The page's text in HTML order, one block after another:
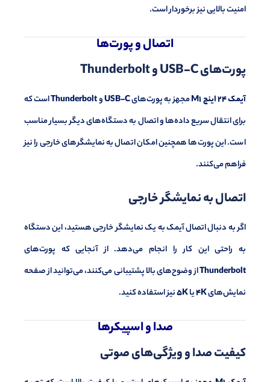
امنیت بالایی نیز برخوردار است.
اتصال و پورت‌ها
پورت‌های USB-C و Thunderbolt
آیمک 24 اینچ M1 مجهز به پورت‌هایUSB-CوThunderboltاست که
برای انتقال سریع داده‌ها و اتصال به دستگاه‌های دیگر بسیار مناسب
است. این پورت‌ها همچنین امکان اتصال به نمایشگرهای خارجی را نیز
فراهم می‌کنند.
اتصال به نمایشگر خارجی
اگر به دنبال اتصال آیمک به یک نمایشگر خارجی هستید، این دستگاه
به راحتی این کار را انجام می‌دهد. از آنجایی که پورت‌های
Thunderboltاز وضوح‌های بالا پشتیبانی می‌کنند، می‌توانید از صفحه
نمایش‌های4Kیا5Kنیز استفاده کنید.
صدا و اسپیکرها
کیفیت صدا و ویژگی‌های صوتی